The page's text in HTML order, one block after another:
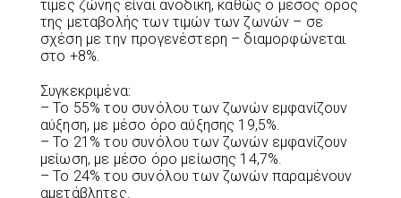
τιμές ζώνης είναι ανοδική, καθώς ο μέσος όρος
της μεταβολής των τιμών των ζωνών – σε
σχέση με την προγενέστερη – διαμορφώνεται
στο +8%.
Συγκεκριμένα:
– Το 55% του συνόλου των ζωνών εμφανίζουν
αύξηση, με μέσο όρο αύξησης 19,5%.
– Το 21% του συνόλου των ζωνών εμφανίζουν
μείωση, με μέσο όρο μείωσης 14,7%.
– Το 24% του συνόλου των ζωνών παραμένουν
αμετάβλητες.